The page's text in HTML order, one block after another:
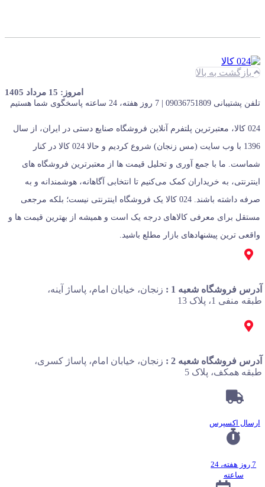
و
بازگشت به بالا
امروز: 15 مرداد 1405
تلفن پشتیبانی 09036751809 | 7 روز هفته، 24 ساعته پاسخگوی شما هستیم
024 کالا، معتبرترین پلتفرم آنلاین فروشگاه صنایع دستی در ایران، از سال
1396 با وب سایت (مس زنجان) شروع کردیم و حالا 024 کالا در کنار
شماست. ما با جمع‌ آوری و تحلیل قیمت‌ ها از معتبرترین فروشگاه‌ های
اینترنتی، به خریداران کمک می‌کنیم تا انتخابی آگاهانه، هوشمندانه و به‌
صرفه داشته باشند. 024 کالا یک فروشگاه اینترنتی نیست؛ بلکه مرجعی
مستقل برای معرفی کالاهای درجه یک است و همیشه از بهترین قیمت‌ ها و
واقعی‌ ترین پیشنهادهای بازار مطلع باشید.
آدرس فروشگاه شعبه 1 :
زنجان، خیابان امام، پاساژ آینه،
طبقه منفی 1، پلاک 13
آدرس فروشگاه شعبه 2 :
زنجان، خیابان امام، پاساژ کسری،
طبقه همکف، پلاک 5
ارسال اکسپرس
7 روز هفته، 24
ساعته